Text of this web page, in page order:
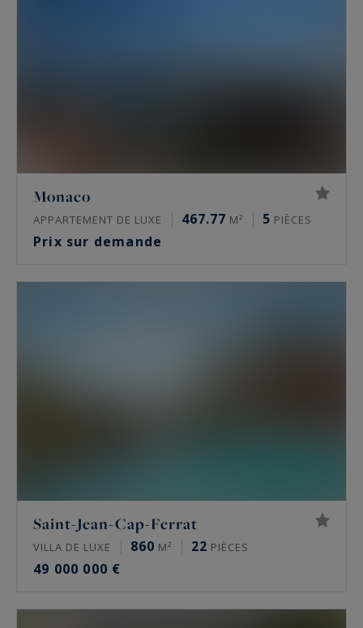
Monaco
APPARTEMENT DE LUXE 467.77 M² 5 PIÈCES
Prix sur demande
Saint-Jean-Cap-Ferrat
VILLA DE LUXE 860 M² 22 PIÈCES
49 000 000 €